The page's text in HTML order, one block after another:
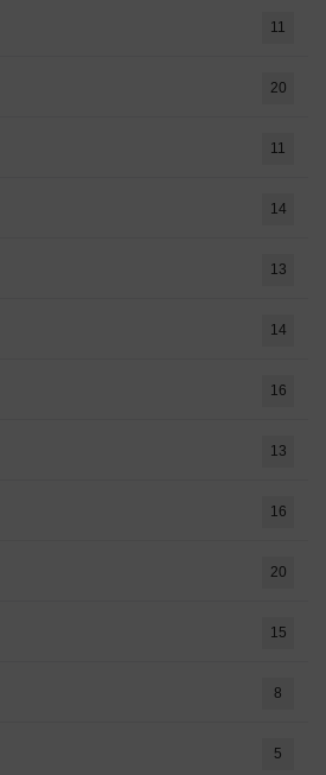
11
20
11
14
13
14
16
13
16
20
15
8
5